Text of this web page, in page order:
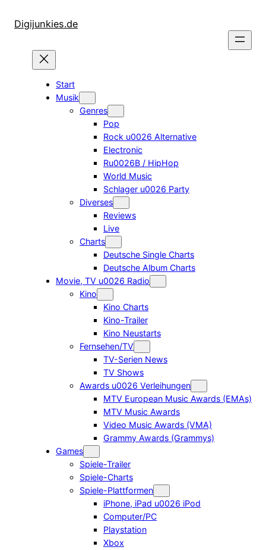
InhaltDigijunkies.de
Start
Musik
Genres
Pop
Rock u0026 Alternative
Electronic
Ru0026B / HipHop
World Music
Schlager u0026 Party
Diverses
Reviews
Live
Charts
Deutsche Single Charts
Deutsche Album Charts
Movie, TV u0026 Radio
Kino
Kino Charts
Kino-Trailer
Kino Neustarts
Fernsehen/TV
TV-Serien News
TV Shows
Awards u0026 Verleihungen
MTV European Music Awards (EMAs)
MTV Music Awards
Video Music Awards (VMA)
Grammy Awards (Grammys)
Games
Spiele-Trailer
Spiele-Charts
Spiele-Plattformen
iPhone, iPad u0026 iPod
Computer/PC
Playstation
Xbox